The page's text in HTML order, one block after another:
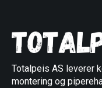
Totalpeis AS leverer
montering og